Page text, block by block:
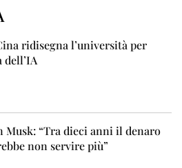
ridisegna l’università per
dell’IA
Musk: “Tra dieci anni il denaro
non servire più”